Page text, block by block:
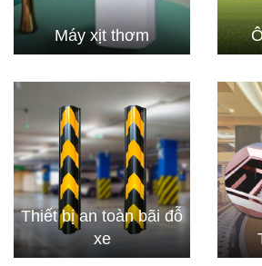
Máy xịt thơm
Thiết bị an toàn bãi đỗ
xe